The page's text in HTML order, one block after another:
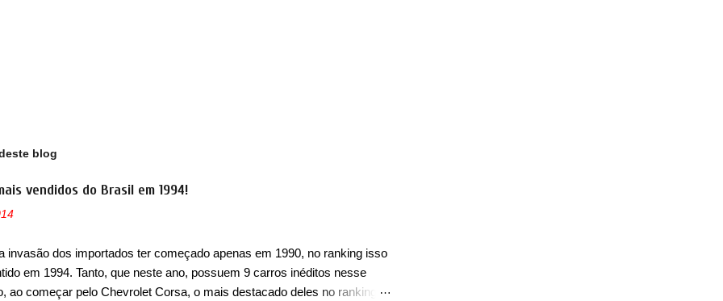
blog
vendidos do Brasil em 1994!
invasão dos importados ter começado apenas em 1990, no ranking isso
em 1994. Tanto, que neste ano, possuem 9 carros inéditos nesse
ao começar pelo Chevrolet Corsa, o mais destacado deles no ranking